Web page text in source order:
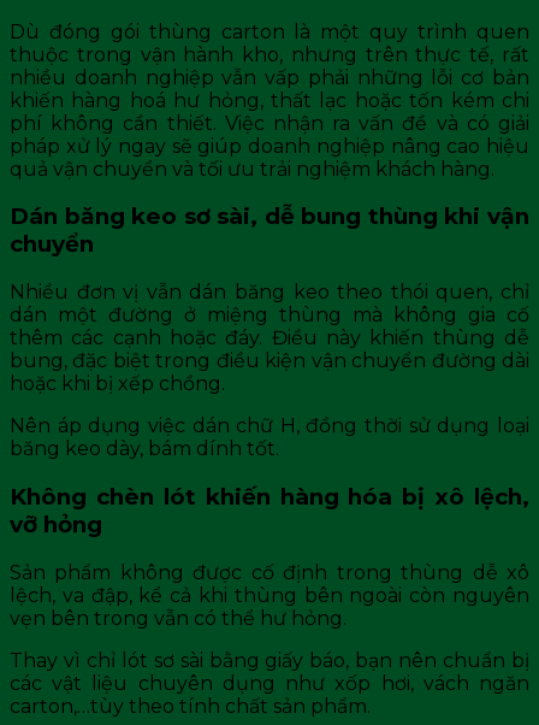
Dù đóng gói thùng carton là một quy trình quen
thuộc trong vận hành kho, nhưng trên thực tế, rất
nhiều doanh nghiệp vẫn vấp phải những lỗi cơ bản
khiến hàng hoá hư hỏng, thất lạc hoặc tốn kém chi
phí không cần thiết. Việc nhận ra vấn đề và có giải
pháp xử lý ngay sẽ giúp doanh nghiệp nâng cao hiệu
quả vận chuyển và tối ưu trải nghiệm khách hàng.
Dán băng keo sơ sài, dễ bung thùng khi vận
chuyển
Nhiều đơn vị vẫn dán băng keo theo thói quen, chỉ
dán một đường ở miệng thùng mà không gia cố
thêm các cạnh hoặc đáy. Điều này khiến thùng dễ
bung, đặc biệt trong điều kiện vận chuyển đường dài
hoặc khi bị xếp chồng.
Nên áp dụng việc dán chữ H, đồng thời sử dụng loại
băng keo dày, bám dính tốt.
Không chèn lót khiến hàng hóa bị xô lệch,
vỡ hỏng
Sản phẩm không được cố định trong thùng dễ xô
lệch, va đập, kể cả khi thùng bên ngoài còn nguyên
vẹn bên trong vẫn có thể hư hỏng.
Thay vì chỉ lót sơ sài bằng giấy báo, bạn nên chuẩn bị
các vật liệu chuyên dụng như xốp hơi, vách ngăn
carton,…tùy theo tính chất sản phẩm.